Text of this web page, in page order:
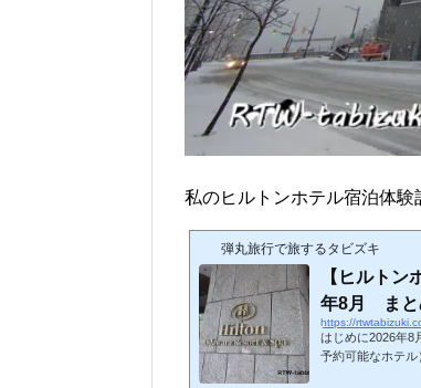
私のヒルトンホテル宿泊体験
弾丸旅行で旅するタビズキ
【ヒルト
年8月 まと
https://
はじめに2026年8
予約可能なホテ